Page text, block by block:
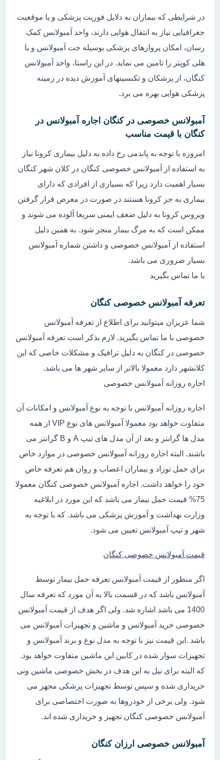
در شرایطی که بیماران به دلایل فوریت پزشکی و یا موقعیت
جغرافیایی نیاز به انتقال هوایی دارند، واحد آمبولانس کمک
رسان، امکان پروازهای پزشکی بوسیله جت آمبولانس و یا
هلی کوپتر را تامین می نماید. در این راستا، واحد آمبولانس
کنگان، از پزشکان و تکنسینهای آموزش دیده در زمینه
پزشکی هوایی بهره می برد.
آمبولانس خصوصی در کنگان اجاره آمبولانس در
کنگان با قیمت مناسب
امروزه با توجه به پاندمی رخ داده به دلیل بیماری کرونا نیاز
به استفاده از آمبولانس خصوصی کنگان در کلان شهر کنگان
بسیار اهمیت دارد زیرا که بسیاری از افرادی که دارای
بیماری به جز کرونا هستند در صورت در معرض قرار گرفتن
ویروس کرونا به دلیل ضعف ایمنی سریعا آلوده می شوند و
ممکن است که به مرگ بیمار منجر شود. به همین دلیل
استفاده از آمبولانس خصوصی و داشتن شماره آمبولانس
بسیار ضروری می باشد.
با ما تماس بگیرید
تعرفه آمبولانس خصوصی کنگان
شما عزیزان میتوانید برای اطلاع از تعرفه آمبولانس
خصوصی با ما تماس بگیرید. لازم بذکر است تعرفه آمبولانس
خصوصی در کنگان به دلیل ترافیک و مشکلات خاصی که این
کلانشهر دارد معمولا بالاتر از سایر شهر ها می باشد.
اجاره روزانه آمبولانس خصوصی
اجاره روزانه آمبولانس با توجه به نوع آمبولانس و امکانات آن
متفاوت خواهد بود معمولا آمبولانس های نوع VIP از همه
مدل ها گرانتر و بعد از آن مدل های تیپ A و B گرانتر می
باشند. البته اجاره روزانه آمبولانس خصوصی در موارد خاص
برای حمل نوزاد و بیماران اعصاب و روان هم تعرفه خاص
خود را خواهد داشت. اجاره آمبولانس خصوصی کنگان معمولا
75% قیمت حمل بیمار می باشد که این مورد در ابلاغیه
وزارت بهداشت و آموزش پزشکی می باشد. که با توجه به
شهر و تیپ آمبولانس تعیین می شود.
قیمت آمبولانس خصوصی کنگان
اگر منظور از قیمت آمبولانس تعرفه حمل بیمار توسط
آمبولانس باشد که در قسمت بالا به آن مورد که تعرفه سال
1400 می باشد اشاره شد. ولی اگر هدف از قیمت آمبولانس
خصوصی خرید آمبولانس و ماشین و تجهیزات آمبولانس می
باشد .این قیمت نیز با توجه به مدل نوع و برند آمبولانس و
تجهیزات سوار شده در کابین این ماشین متفاوت خواهد بود.
که البته برای نیل به این هدف در بخش خصوصی ماشین ونی
خریداری شده و سپس توسط تجهیزات پزشکی مجهز می
شود. ولی برخی از خودروها به صورت اختصاصی برای
آمبولانس خصوصی کنگان تجهیز و خریداری شده اند.
آمبولانس خصوصی ارزان کنگان